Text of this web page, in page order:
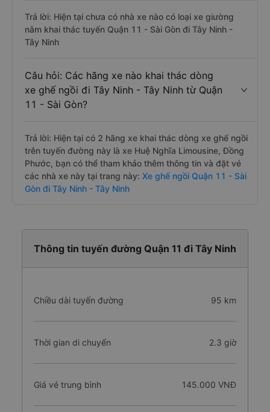
Trả lời: Hiện tại chưa có nhà xe nào có loại xe giường
nằm khai thác tuyến Quận 11 - Sài Gòn đi Tây Ninh -
Tây Ninh
Câu hỏi: Các hãng xe nào khai thác dòng
xe ghế ngồi đi Tây Ninh - Tây Ninh từ Quận
11 - Sài Gòn?
Trả lời: Hiện tại có 2 hãng xe khai thác dòng xe ghế ngồi
trên tuyến đường này là xe Huệ Nghĩa Limousine, Đồng
Phước, bạn có thể tham khảo thêm thông tin và đặt vé
các nhà xe này tại trang này: Xe ghế ngồi Quận 11 - Sài
Gòn đi Tây Ninh - Tây Ninh
Thông tin tuyến đường Quận 11 đi Tây Ninh
Chiều dài tuyến đường 95 km
Thời gian di chuyển 2.3 giờ
Giá vé trung bình 145.000 VNĐ